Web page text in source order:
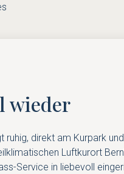
wieder
ruhig, direkt am Kurpark und
Luftkurort
Service in liebevoll